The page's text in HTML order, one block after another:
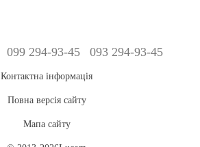
099 294-93-45 093 294-93-45
Контактна інформація
Повна версія сайту
Мапа сайту